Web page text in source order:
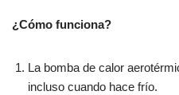
¿Cómo funciona?
La bomba de calor
incluso cuando hace frío.